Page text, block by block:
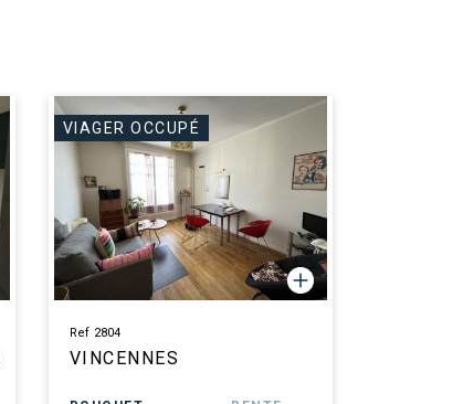
VIAGER OCCUPÉ
Ref 2804
VINCENNES